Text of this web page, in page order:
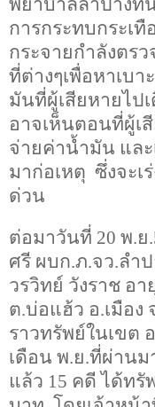
พยาบาลลำปางทั
การกระทบกระเ
กระจายกำลังตร
ที่ต่างๆเพื่อหาเบ
มันที่ผู้เสียหายไป
อาจเห็นตอนที่ผู้เสี
จ่ายค่าน้ำมัน และ
มาก่อเหตุ ซึ่งจะเ
ด่วน
ต่อมาวันที่ 20 พ.ย.
ศรี ผบก.ภ.จว.ลำ
วรวิทย์ วังราช อา
ต.บ่อแฮ้ว อ.เมือง
ราวทรัพย์ในเขต
เดือน พ.ย.ที่ผ่านม
แล้ว 15 คดี ได้ทรั